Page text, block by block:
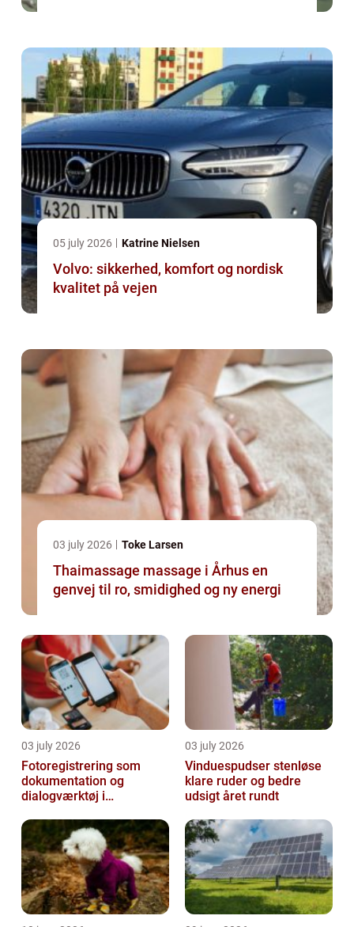
05 july 2026 Katrine Nielsen
Volvo: sikkerhed, komfort og nordisk
kvalitet på vejen
03 july 2026 Toke Larsen
Thaimassage massage i Århus en
genvej til ro, smidighed og ny energi
03 july 2026
Fotoregistrering som
dokumentation og
dialogværktøj i
03 july 2026
Vinduespudser stenløse
klare ruder og bedre
udsigt året rundt